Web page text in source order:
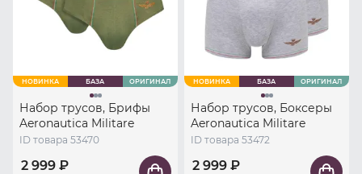
НОВИНКА БАЗА ОРИГИНАЛ
Набор трусов, Брифы
Aeronautica Militare
ID товара 53470
2 999 ₽
НОВИНКА БАЗА ОРИГИНАЛ
Набор трусов, Боксеры
Aeronautica Militare
ID товара 53472
2 999 ₽